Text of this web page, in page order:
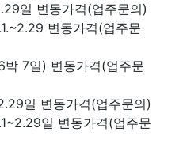
일 변동가격(업주문의)
변동가격(업주문
박 7일) 변동가격(업주문
일 변동가격(업주문의)
일 변동가격(업주문